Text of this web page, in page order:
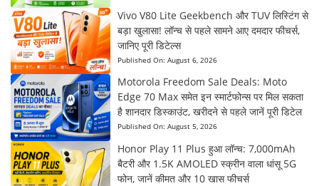
Vivo V80 Lite Geekbench और TUV लिस्टिंग से
बड़ा खुलासा! लॉन्च से पहले सामने आए दमदार फीचर्स,
जानिए पूरी डिटेल्स
Published On: August 6, 2026
Motorola Freedom Sale Deals: Moto
Edge 70 Max समेत इन स्मार्टफोन्स पर मिल सकता
है शानदार डिस्काउंट, खरीदने से पहले जानें पूरी डिटेल
Published On: August 5, 2026
Honor Play 11 Plus हुआ लॉन्च: 7,000mAh
बैटरी और 1.5K AMOLED स्क्रीन वाला धांसू 5G
फोन, जानें कीमत और 10 खास फीचर्स